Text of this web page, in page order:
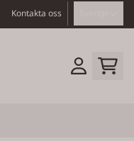
Kontakta oss